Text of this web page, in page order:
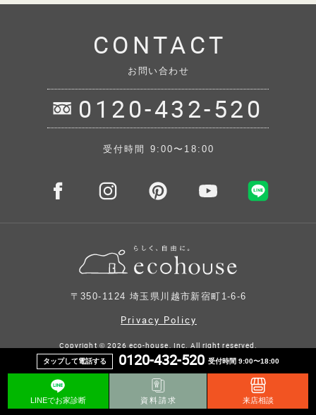
タップして電話する 0120-432-520 受付時間 9:00〜18:00
LINEでお家診断 資料請求 来店相談
CONTACT
お問い合わせ
0120-432-520
受付時間 9:00〜18:00
〒350-1124 埼玉県川越市新宿町1-6-6
Privacy Policy
Copyright © 2026 eco-house, Inc. All right reserved.